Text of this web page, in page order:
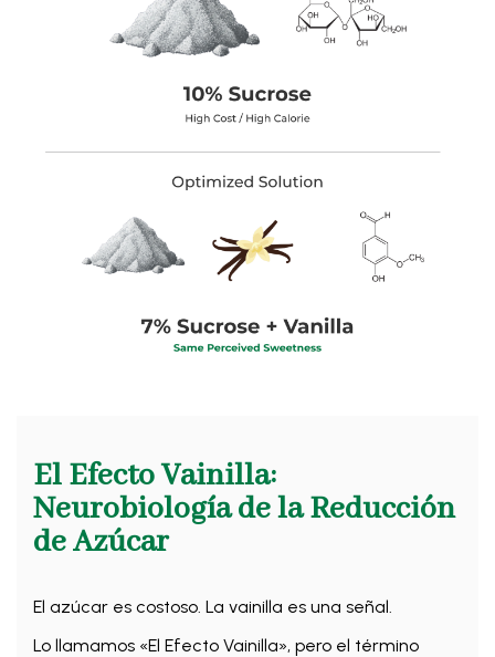
El Efecto Vainilla:
Neurobiología de la Reducción
de Azúcar
El azúcar es costoso. La vainilla es una señal.
Lo llamamos «El Efecto Vainilla», pero el término